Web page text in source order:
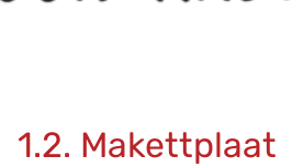
1.2. Makettplaat